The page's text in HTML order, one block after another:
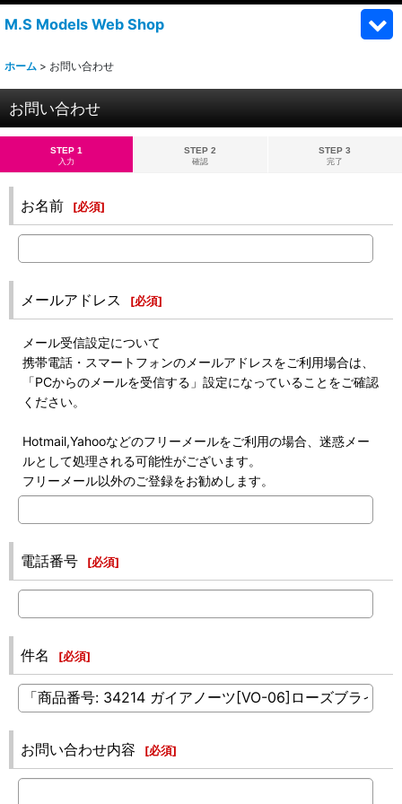
M.S Models Web Shop
ホーム > お問い合わせ
お問い合わせ
STEP 1
入力
STEP 2
確認
STEP 3
完了
お名前 [必須]
メールアドレス [必須]
メール受信設定について
携帯電話・スマートフォンのメールアドレスをご利用場合は、
「PCからのメールを受信する」設定になっていることをご確認
ください。
Hotmail,Yahooなどのフリーメールをご利用の場合、迷惑メー
ルとして処理される可能性がございます。
フリーメール以外のご登録をお勧めします。
電話番号 [必須]
件名 [必須]
お問い合わせ内容 [必須]